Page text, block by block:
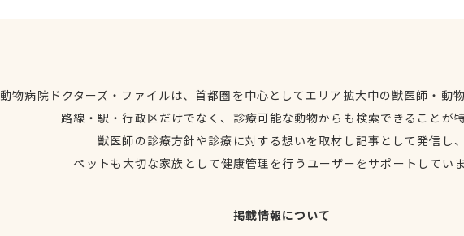
動物病院ドクターズ・ファイルは、首都圏を中心としてエリア拡大中の獣医師・動
路線・駅・行政区だけでなく、診療可能な動物からも検索できることが
獣医師の診療方針や診療に対する想いを取材し記事として発信し
ペットも大切な家族として健康管理を行うユーザーをサポートしてい
掲載情報について